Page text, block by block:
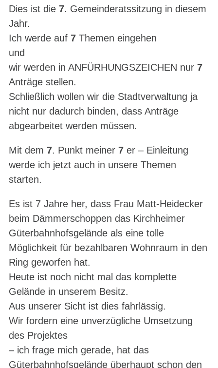
Dies ist die 7. Gemeinderatssitzung in diesem
Jahr.
Ich werde auf 7 Themen eingehen
und
wir werden in ANFÜRHUNGSZEICHEN nur 7
Anträge stellen.
Schließlich wollen wir die Stadtverwaltung ja
nicht nur dadurch binden, dass Anträge
abgearbeitet werden müssen.
Mit dem 7. Punkt meiner 7 er – Einleitung
werde ich jetzt auch in unsere Themen
starten.
Es ist 7 Jahre her, dass Frau Matt-Heidecker
beim Dämmerschoppen das Kirchheimer
Güterbahnhofsgelände als eine tolle
Möglichkeit für bezahlbaren Wohnraum in den
Ring geworfen hat.
Heute ist noch nicht mal das komplette
Gelände in unserem Besitz.
Aus unserer Sicht ist dies fahrlässig.
Wir fordern eine unverzügliche Umsetzung
des Projektes
– ich frage mich gerade, hat das
Güterbahnhofsgelände überhaupt schon den